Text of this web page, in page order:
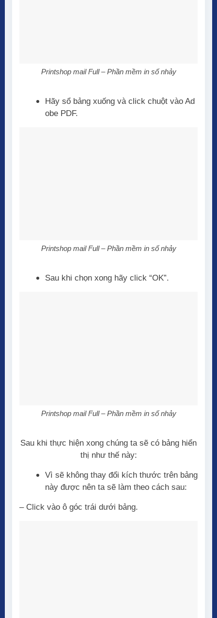
Printshop mail Full – Phần mềm in số nhảy
Hãy sổ bảng xuống và click chuột vào Ad
obe PDF.
Printshop mail Full – Phần mềm in số nhảy
Sau khi chọn xong hãy click “OK”.
Printshop mail Full – Phần mềm in số nhảy
Sau khi thực hiện xong chúng ta sẽ có bảng hiển
thị như thế này:
Vì sẽ không thay đổi kích thước trên bảng
này được nên ta sẽ làm theo cách sau:
– Click vào ô góc trái dưới bảng.